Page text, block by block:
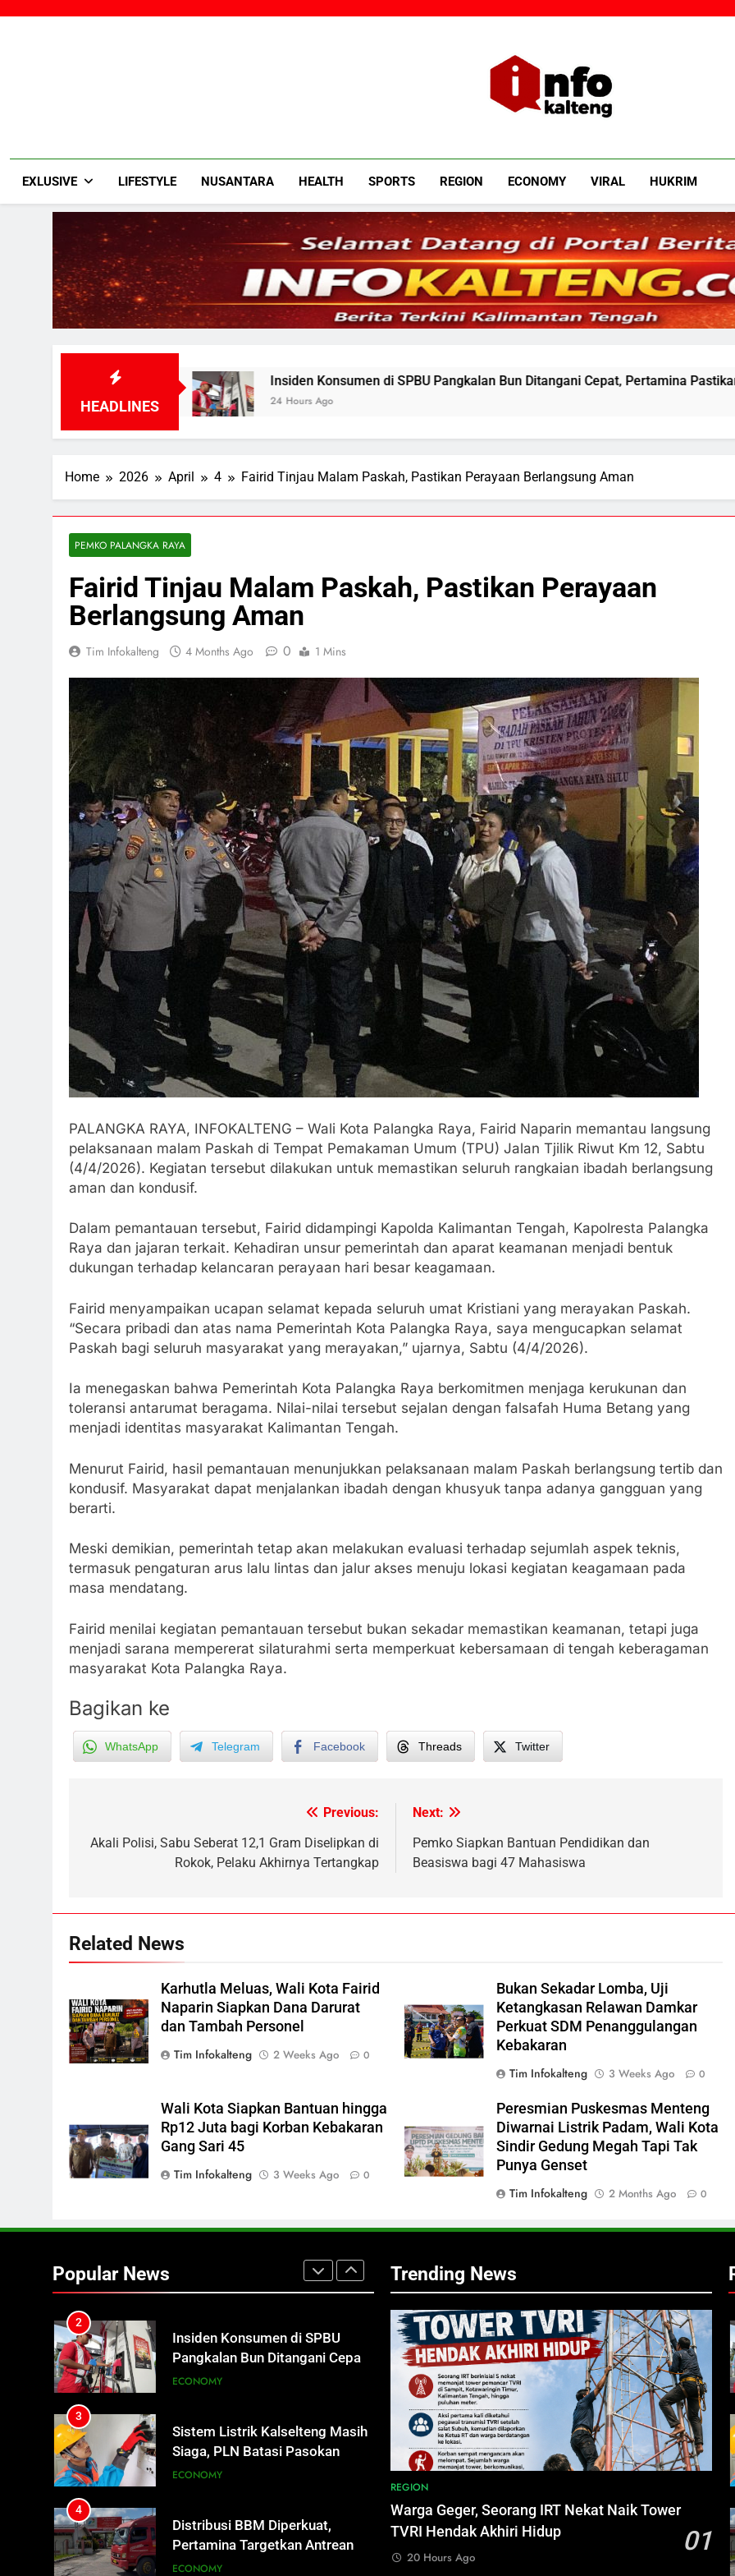
Infokalteng
EXLUSIVE LIFESTYLE NUSANTARA HEALTH SPORTS REGION ECONOMY VIRAL HUKRIM
HEADLINES
Insiden Konsumen di SPBU Pangkalan Bun Ditangani Cepat, Pertamina Pastikan Pelayanan Tetap
24 Hours Ago
Home 2026 April 4 Fairid Tinjau Malam Paskah, Pastikan Perayaan Berlangsung Aman
PEMKO PALANGKA RAYA
Fairid Tinjau Malam Paskah, Pastikan Perayaan
Berlangsung Aman
Tim Infokalteng 4 Months Ago 0 1 Mins
PALANGKA RAYA, INFOKALTENG – Wali Kota Palangka Raya, Fairid Naparin memantau langsung
pelaksanaan malam Paskah di Tempat Pemakaman Umum (TPU) Jalan Tjilik Riwut Km 12, Sabtu
(4/4/2026). Kegiatan tersebut dilakukan untuk memastikan seluruh rangkaian ibadah berlangsung
aman dan kondusif.
Dalam pemantauan tersebut, Fairid didampingi Kapolda Kalimantan Tengah, Kapolresta Palangka
Raya dan jajaran terkait. Kehadiran unsur pemerintah dan aparat keamanan menjadi bentuk
dukungan terhadap kelancaran perayaan hari besar keagamaan.
Fairid menyampaikan ucapan selamat kepada seluruh umat Kristiani yang merayakan Paskah.
“Secara pribadi dan atas nama Pemerintah Kota Palangka Raya, saya mengucapkan selamat
Paskah bagi seluruh masyarakat yang merayakan,” ujarnya, Sabtu (4/4/2026).
Ia menegaskan bahwa Pemerintah Kota Palangka Raya berkomitmen menjaga kerukunan dan
toleransi antarumat beragama. Nilai-nilai tersebut sejalan dengan falsafah Huma Betang yang
menjadi identitas masyarakat Kalimantan Tengah.
Menurut Fairid, hasil pemantauan menunjukkan pelaksanaan malam Paskah berlangsung tertib dan
kondusif. Masyarakat dapat menjalankan ibadah dengan khusyuk tanpa adanya gangguan yang
berarti.
Meski demikian, pemerintah tetap akan melakukan evaluasi terhadap sejumlah aspek teknis,
termasuk pengaturan arus lalu lintas dan jalur akses menuju lokasi kegiatan keagamaan pada
masa mendatang.
Fairid menilai kegiatan pemantauan tersebut bukan sekadar memastikan keamanan, tetapi juga
menjadi sarana mempererat silaturahmi serta memperkuat kebersamaan di tengah keberagaman
masyarakat Kota Palangka Raya.
Bagikan ke
WhatsApp Telegram Facebook Threads Twitter
navigation
Previous:
Akali Polisi, Sabu Seberat 12,1 Gram Diselipkan di
Rokok, Pelaku Akhirnya Tertangkap
Next:
Pemko Siapkan Bantuan Pendidikan dan
Beasiswa bagi 47 Mahasiswa
Related News
Karhutla Meluas, Wali Kota Fairid
Naparin Siapkan Dana Darurat
dan Tambah Personel
Tim Infokalteng
2 Weeks Ago 0
Bukan Sekadar Lomba, Uji
Ketangkasan Relawan Damkar
Perkuat SDM Penanggulangan
Kebakaran
Tim Infokalteng
3 Weeks Ago 0
Wali Kota Siapkan Bantuan hingga
Rp12 Juta bagi Korban Kebakaran
Gang Sari 45
Tim Infokalteng
3 Weeks Ago 0
Peresmian Puskesmas Menteng
Diwarnai Listrik Padam, Wali Kota
Sindir Gedung Megah Tapi Tak
Punya Genset
Tim Infokalteng
2 Months Ago 0
Popular News
5
Tersangka Dugaan Korupsi
Dana Hibah Pilkada Rp40 Miliar
Presiden Prabowo Minta Bahlil
NUSANTARA
7
Sudarsono: Keberhasilan APBD
Bukan Sekadar Hemat
Anggaran
DPRD KALTENG LEGISLATIF
8
DPRD Kalteng Dorong Serapan
DPRD KALTENG LEGISLATIF
1
Warga Geger, Seorang IRT
Nekat Naik Tower TVRI Hendak
2
Pangkalan Bun Ditangani Cepat,
Pertamina Pastikan Pelayanan
3
Sistem Listrik Kalselteng Masih
Siaga, PLN Batasi Pasokan
Selama 7 Hari
ECONOMY
4
Distribusi BBM Diperkuat,
Pertamina Targetkan Antrean di
SPBU Sampit Segera Terurai
ECONOMY
5
Ketua dan Empat Komisioner
KPU Kotim Resmi Jadi
Tersangka Dugaan Korupsi
HUKUM DAN KRIMINAL
Trending News
REGION
Warga Geger, Seorang IRT Nekat Naik Tower
TVRI Hendak Akhiri Hidup
01
20 Hours Ago